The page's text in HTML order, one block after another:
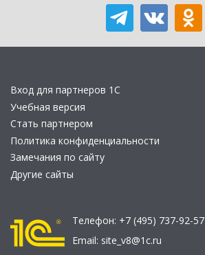
Вход для партнеров 1С
Учебная версия
Стать партнером
Политика конфиденциальности
Замечания по сайту
Другие сайты
Телефон: +7 (495) 737-92-57
Email: site_v8@1c.ru